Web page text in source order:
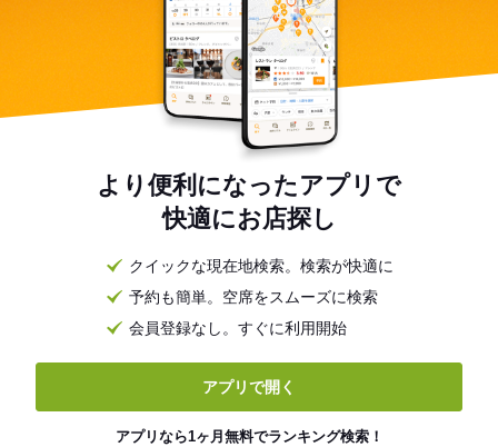
より便利になったアプリで
快適にお店探し
クイックな現在地検索。検索が快適に
予約も簡単。空席をスムーズに検索
会員登録なし。すぐに利用開始
アプリで開く
アプリなら1ヶ月無料でランキング検索！